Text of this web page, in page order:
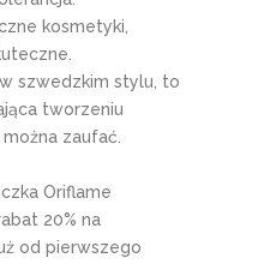
kosmetyki,
szwedzkim stylu, to
tworzeniu
zaufać.
Oriflame
20% na
od pierwszego